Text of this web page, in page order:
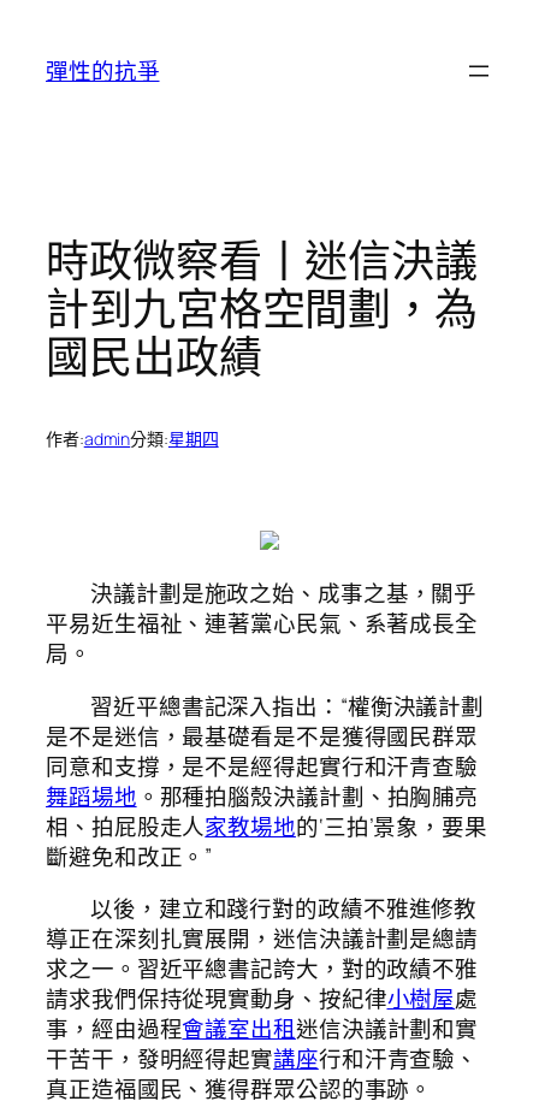
彈性的抗爭
時政微察看丨迷信決議
計到九宮格空間劃，為
國民出政績
作者:admin分類:星期四
決議計劃是施政之始、成事之基，關乎
平易近生福祉、連著黨心民氣、系著成長全
局。
習近平總書記深入指出：“權衡決議計劃
是不是迷信，最基礎看是不是獲得國民群眾
同意和支撐，是不是經得起實行和汗青查驗
舞蹈場地 。那種拍腦殼決議計劃、拍胸脯亮
相、拍屁股走人家教場地的‘三拍’景象，要果
斷避免和改正。”
以後，建立和踐行對的政績不雅進修教
導正在深刻扎實展開，迷信決議計劃是總請
求之一。習近平總書記誇大，對的政績不雅
請求我們保持從現實動身、按紀律小樹屋處
事，經由過程會議室出租迷信決議計劃和實
干苦干，發明經得起實講座行和汗青查驗、
真正造福國民、獲得群眾公認的事跡。